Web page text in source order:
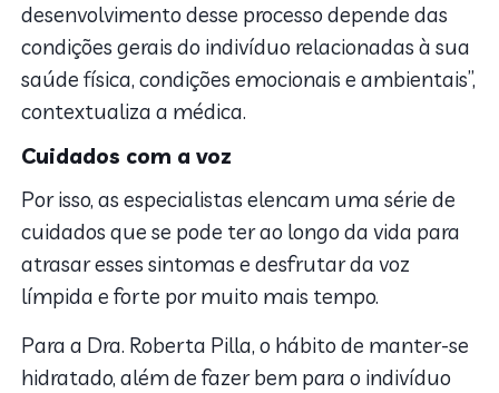
desenvolvimento desse processo depende das
condições gerais do indivíduo relacionadas à sua
saúde física, condições emocionais e ambientais”,
contextualiza a médica.
Cuidados com a voz
Por isso, as especialistas elencam uma série de
cuidados que se pode ter ao longo da vida para
atrasar esses sintomas e desfrutar da voz
límpida e forte por muito mais tempo.
Para a Dra. Roberta Pilla, o hábito de manter-se
hidratado, além de fazer bem para o indivíduo